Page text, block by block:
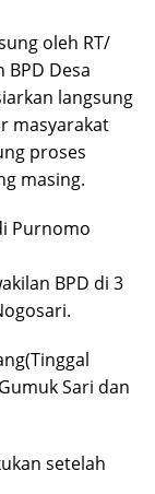
oleh RT/
Desa
langsung
masyarakat
proses
masing.
Purnomo
BPD di 3
Sari dan
setelah